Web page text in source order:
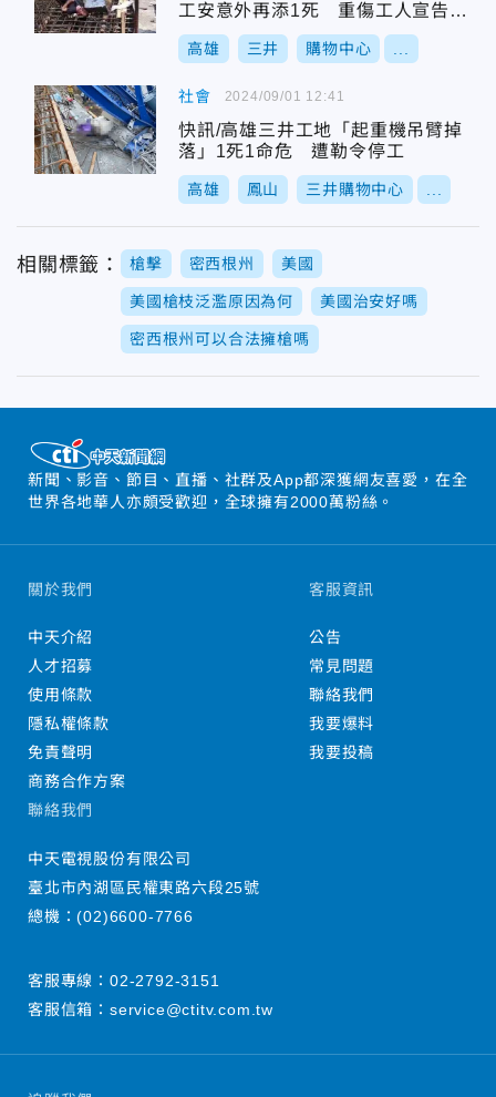
工安意外再添1死 重傷工人宣告不
治
高雄 三井 購物中心
社會
快訊/高雄三井工地「起重機吊臂掉
落」1死1命危 遭勒令停工
高雄 鳳山 三井購物中心
2024/09/01 12:41
相關標籤： 槍擊 密西根州 美國
美國槍枝泛濫原因為何 美國治安好嗎
密西根州可以合法擁槍嗎
新聞、影音、節目、直播、社群及App都深獲網友喜愛，在全
世界各地華人亦頗受歡迎，全球擁有2000萬粉絲。
關於我們
中天介紹
人才招募
使用條款
隱私權條款
免責聲明
商務合作方案
客服資訊
公告
常見問題
聯絡我們
我要爆料
我要投稿
聯絡我們
中天電視股份有限公司
臺北市內湖區民權東路六段25號
總機：(02)6600-7766
客服專線： 02-2792-3151
客服信箱： service@ctitv.com.tw